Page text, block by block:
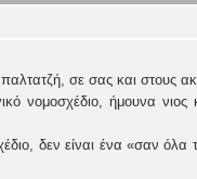
σε σας και στους
ήμουνα νιος
δεν είναι ένα «σαν όλα